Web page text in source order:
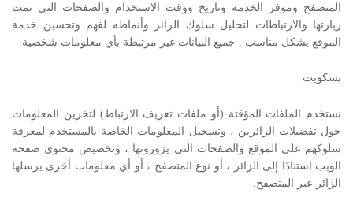
المتصفح وموفر الخدمة وتاريخ ووقت الاستخدام والصفحات التي تمت
زيارتها والارتباطات لتحليل سلوك الزائر وأنماطه لفهم وتحسين خدمة
الموقع بشكل مناسب . جميع البيانات غير مرتبطة بأي معلومات شخصية.
بسكويت
نستخدم الملفات المؤقتة (أو ملفات تعريف الارتباط) لتخزين المعلومات
حول تفضيلات الزائرين ، وتسجيل المعلومات الخاصة بالمستخدم لمعرفة
سلوكهم على الموقع والصفحات التي يزورونها ، وتخصيص محتوى صفحة
الويب استنادًا إلى الزائر ، أو نوع المتصفح ، أو أي معلومات أخرى يرسلها
الزائر عبر المتصفح.